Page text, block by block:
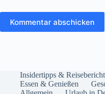
Kommentar abschicken
Insidertipps &
Essen & Genießen